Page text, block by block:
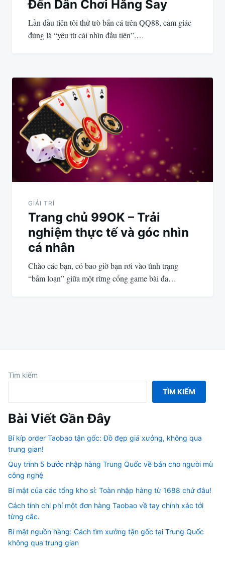
Đến Dân Chơi Hăng Say
Lần đầu tiên tôi thử trò bắn cá trên QQ88, cảm giác
đúng là “yêu từ cái nhìn đầu tiên”.…
GIẢI TRÍ
Trang chủ 99OK – Trải
nghiệm thực tế và góc nhìn
cá nhân
Chào các bạn, có bao giờ bạn rơi vào tình trạng
“bấm loạn” giữa một rừng cổng game bài đa…
Tìm kiếm
TÌM KIẾM
Bài Viết Gần Đây
Bí kíp order Taobao tận gốc: Đồ đẹp giá xưởng, không qua
trung gian!
Quy trình 5 bước nhập hàng Trung Quốc về bán cho người mù
công nghệ
Bí mật của các tổng kho sỉ: Toàn nhập hàng từ 1688 chứ đâu!
Cách tính chi phí một đơn hàng Taobao về tay chính xác tới
từng cắc.
Bí mật nguồn hàng: Cách tìm xưởng tận gốc tại Trung Quốc
không qua trung gian